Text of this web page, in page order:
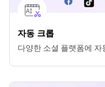
자동 크롭
다양한 소셜 플랫폼에